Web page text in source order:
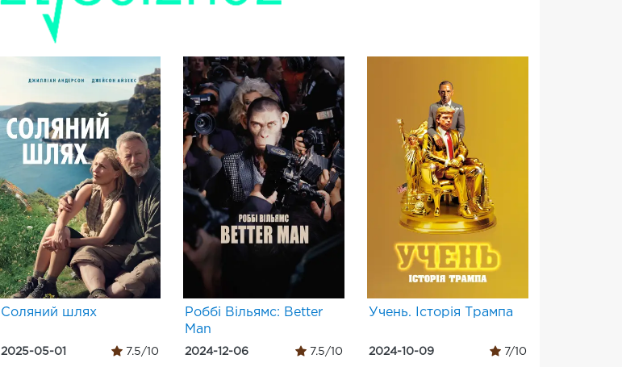
Соляний шлях
2025-05-01 7.5/10
Роббі Вільямс: Better
Man
2024-12-06 7.5/10
Учень. Історія Трампа
2024-10-09 7/10